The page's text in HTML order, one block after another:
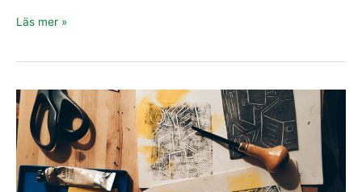
Läs mer »
Experimentera
med
batikfärgning
och
linoleumtryck